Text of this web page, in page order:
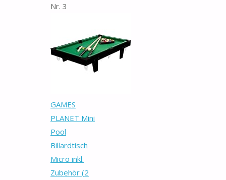
Nr. 3
GAMES
PLANET Mini
Pool
Billardtisch
Micro inkl.
Zubehör (2